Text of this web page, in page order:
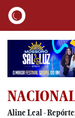
Aline Leal -